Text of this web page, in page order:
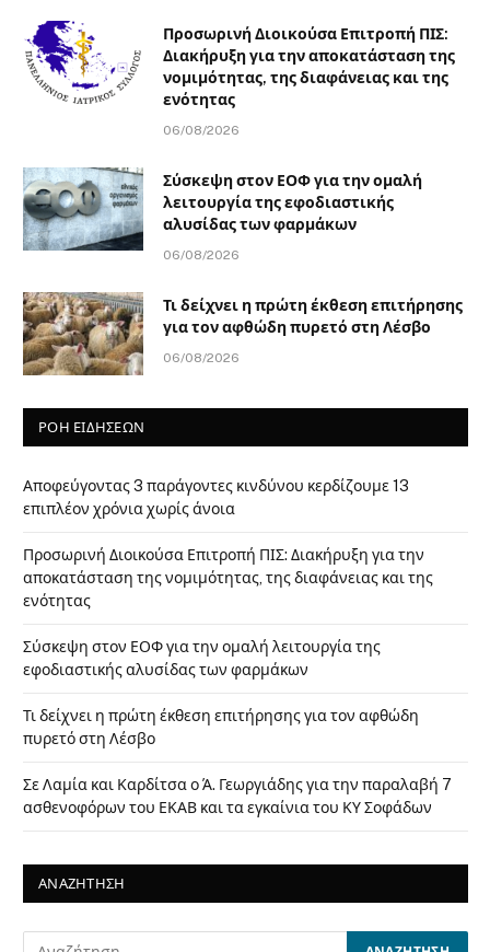
Προσωρινή Διοικούσα Επιτροπή ΠΙΣ:
Διακήρυξη για την αποκατάσταση της
νομιμότητας, της διαφάνειας και της
ενότητας
06/08/2026
Σύσκεψη στον ΕΟΦ για την ομαλή
λειτουργία της εφοδιαστικής
αλυσίδας των φαρμάκων
06/08/2026
Τι δείχνει η πρώτη έκθεση επιτήρησης
για τον αφθώδη πυρετό στη Λέσβο
06/08/2026
ΡΟΗ ΕΙΔΗΣΕΩΝ
Αποφεύγοντας 3 παράγοντες κινδύνου κερδίζουμε 13
επιπλέον χρόνια χωρίς άνοια
Προσωρινή Διοικούσα Επιτροπή ΠΙΣ: Διακήρυξη για την
αποκατάσταση της νομιμότητας, της διαφάνειας και της
ενότητας
Σύσκεψη στον ΕΟΦ για την ομαλή λειτουργία της
εφοδιαστικής αλυσίδας των φαρμάκων
Τι δείχνει η πρώτη έκθεση επιτήρησης για τον αφθώδη
πυρετό στη Λέσβο
Σε Λαμία και Καρδίτσα ο Ά. Γεωργιάδης για την παραλαβή 7
ασθενοφόρων του ΕΚΑΒ και τα εγκαίνια του ΚΥ Σοφάδων
ΑΝΑΖΗΤΗΣΗ